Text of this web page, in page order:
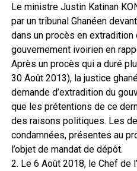
Le ministre Justin Katinan
par un tribunal Ghanéen
dans un procès en
gouvernement ivoirien en
Après un procès qui a duré
30 Août 2013), la justice
demande d’extradition du
que les prétentions de ce
des raisons politiques. Les
condamnées, présentes au
l’objet de mandat de dépôt.
2. Le 6 Août 2018, le Chef de